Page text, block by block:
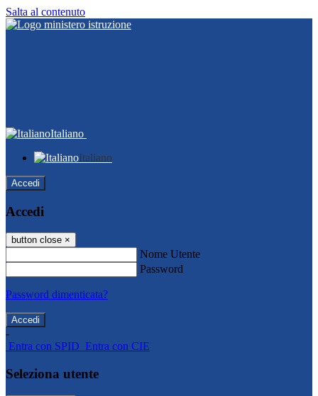
Salta al contenuto
Italiano
Italiano
Accedi
Accedi
button close ×
Nome Utente
Password
Password dimenticata?
-
Entra con SPID Entra con CIE
Seleziona utente